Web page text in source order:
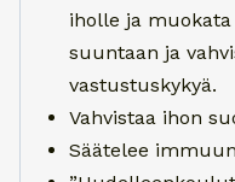
iholle ja
suuntaan ja
vastustuskykyä.
Vahvistaa ihon
Säätelee